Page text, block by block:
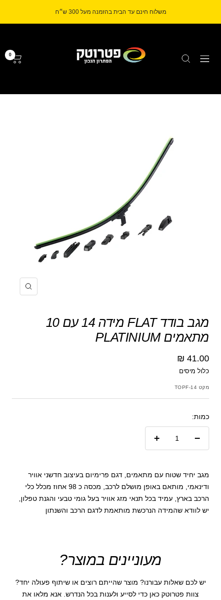
משלוח חינם עד הבית בהזמנה מעל 300 ש״ח
ניווט
0
הקרב
מגב בודד FLAT מידה 14 עם 10
מתאמים PLATINIUM
מחיר
מבצע
41.00 ₪
כלול מיסים
מקט TOPF-14
כמות:
מגב יחיד שטוח עם מתאמים, דגם פרימיום בעיצוב חדשני אוויר
ודינאמי, מותאם באופן מושלם לרכב, מכסה כ 98 אחוז מכלל כלי
הרכב בארץ, עמיד בכל תנאי מזג אוויר בעל גומי טבעי והגנת טפלון,
יש לוודא שהמידה הנרכשת מותאמת לדגם הרכב והשנתון
מעוניינים במוצר?
יש לכם שאלות עבורנו? מוצר שהייתם רוצים או שיתוף פעולה יחד?
צוות פטרוטק כאן כדי לסייע ולענות בכל הנדרש. אנא מלאו את